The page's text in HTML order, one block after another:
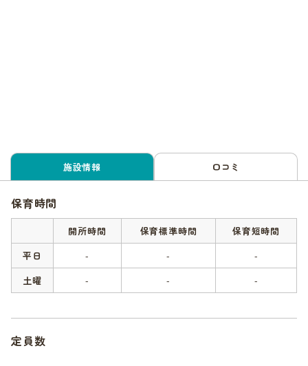
施設情報 口コミ
保育時間
開所時間 保育標準時間
保育短時間
平日
- -
-
土曜
- - -
定員数